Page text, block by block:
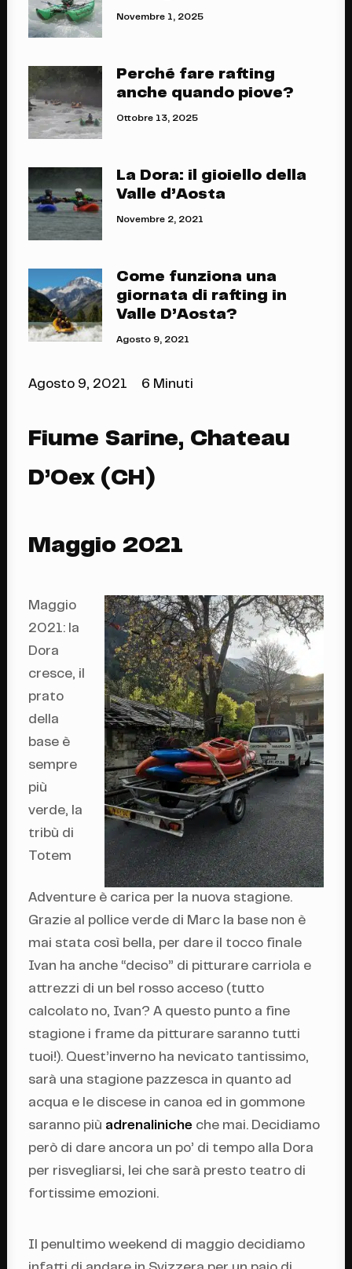
Agosto 9, 2021 6 Minuti
Fiume Sarine, Chateau
D’Oex (CH)
Maggio 2021
Maggio
2021: la
Dora
cresce, il
prato
della
base è
sempre
più
verde, la
tribù di
Totem
Adventure è carica per la nuova stagione.
Grazie al pollice verde di Marc la base non è
mai stata così bella, per dare il tocco finale
Ivan ha anche “deciso” di pitturare carriola e
attrezzi di un bel rosso acceso (tutto
calcolato no, Ivan? A questo punto a fine
stagione i frame da pitturare saranno tutti
tuoi!). Quest’inverno ha nevicato tantissimo,
sarà una stagione pazzesca in quanto ad
acqua e le discese in canoa ed in gommone
saranno più adrenaliniche che mai. Decidiamo
però di dare ancora un po’ di tempo alla Dora
per risvegliarsi, lei che sarà presto teatro di
fortissime emozioni.
Il penultimo weekend di maggio decidiamo
Novembre 1, 2025
Perché fare rafting
anche quando piove?
Ottobre 13, 2025
La Dora: il gioiello della
Valle d’Aosta
Novembre 2, 2021
Come funziona una
giornata di rafting in
Valle D’Aosta?
Agosto 9, 2021